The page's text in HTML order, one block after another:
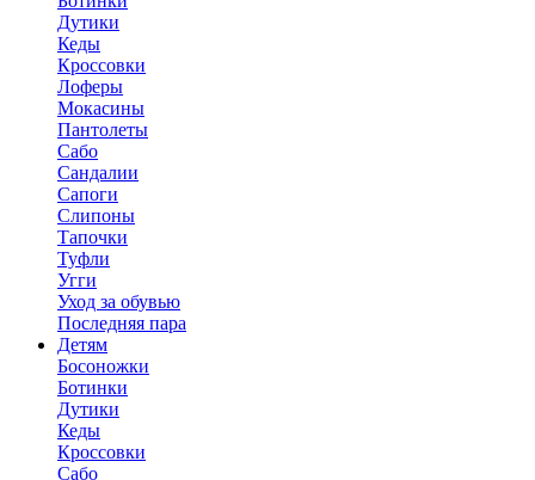
Дутики
Кеды
Кроссовки
Лоферы
Мокасины
Пантолеты
Сабо
Сандалии
Сапоги
Слипоны
Тапочки
Туфли
Угги
Уход за обувью
Последняя пара
Детям
Босоножки
Ботинки
Дутики
Кеды
Кроссовки
Сабо